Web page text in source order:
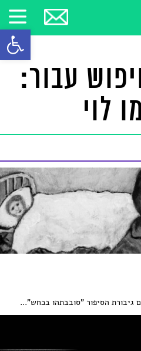
פתח
עבור:
לוי
גיבורת הסיפור "סובבתהו בכחש"...